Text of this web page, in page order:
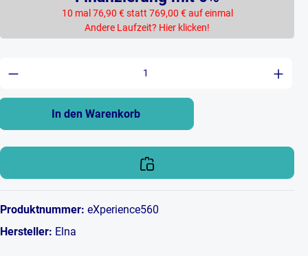
10 mal 76,90 € statt 769,00 € auf einmal
Andere Laufzeit? Hier klicken!
Anzahl: Gib den gewünschten Wert
In den Warenkorb
Produktnummer: eXperience560
Hersteller: Elna